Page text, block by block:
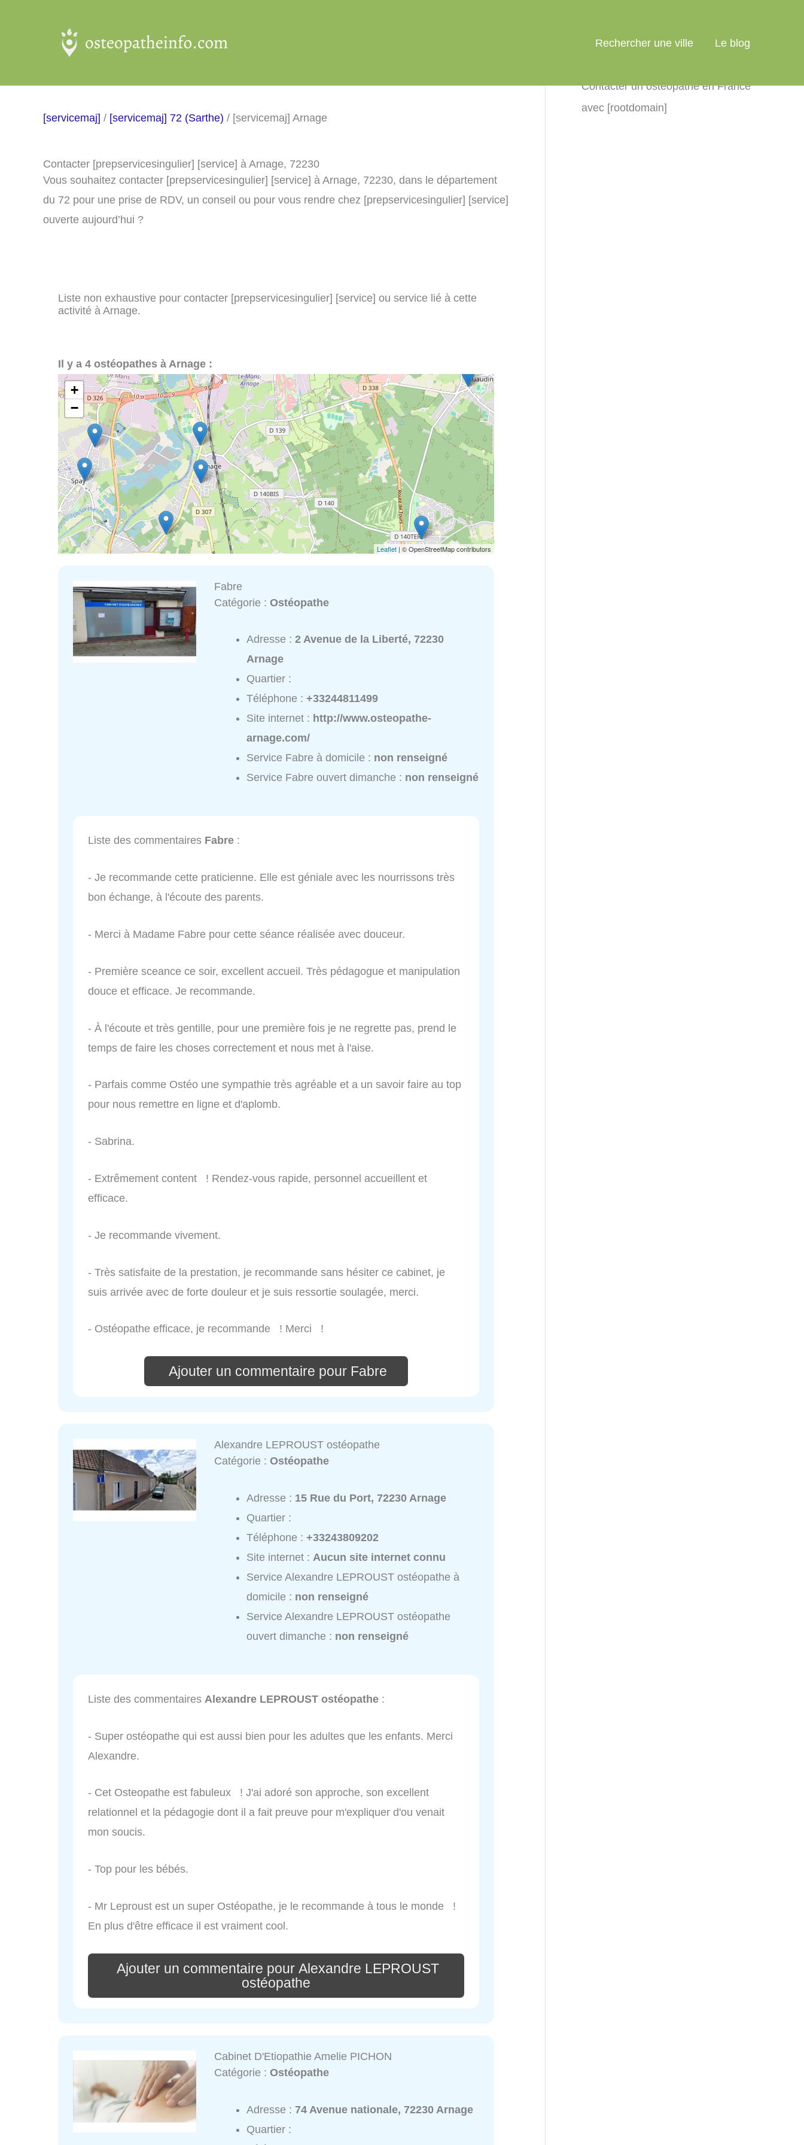
Rechercher une ville Le blog
[servicemaj] / [servicemaj] 72 (Sarthe) / [servicemaj] Arnage
Contacter [prepservicesingulier] [service] à Arnage, 72230
Vous souhaitez contacter [prepservicesingulier] [service] à Arnage, 72230, dans le département
du 72 pour une prise de RDV, un conseil ou pour vous rendre chez [prepservicesingulier] [service]
ouverte aujourd’hui ?
Liste non exhaustive pour contacter [prepservicesingulier] [service] ou service lié à cette
activité à Arnage.
Il y a 4 ostéopathes à Arnage :
+
−
Leaflet | © OpenStreetMap contributors
Fabre
Catégorie :Ostéopathe
Adresse :2 Avenue de la Liberté, 72230
Arnage
Quartier :
Téléphone :+33244811499
Site internet : http://www.osteopathe-
arnage.com/
Service Fabre à domicile : non renseigné
Service Fabre ouvert dimanche : non renseigné
Liste des commentaires Fabre :
- Je recommande cette praticienne. Elle est géniale avec les nourrissons très
bon échange, à l'écoute des parents.
- Merci à Madame Fabre pour cette séance réalisée avec douceur.
- Première sceance ce soir, excellent accueil. Très pédagogue et manipulation
douce et efficace. Je recommande.
- À l'écoute et très gentille, pour une première fois je ne regrette pas, prend le
temps de faire les choses correctement et nous met à l'aise.
- Parfais comme Ostéo une sympathie très agréable et a un savoir faire au top
pour nous remettre en ligne et d'aplomb.
- Sabrina.
- Extrêmement content ! Rendez-vous rapide, personnel accueillent et
efficace.
- Je recommande vivement.
- Très satisfaite de la prestation, je recommande sans hésiter ce cabinet, je
suis arrivée avec de forte douleur et je suis ressortie soulagée, merci.
- Ostéopathe efficace, je recommande ! Merci !
Ajouter un commentaire pour Fabre
Alexandre LEPROUST ostéopathe
Catégorie :Ostéopathe
Adresse : 15 Rue du Port, 72230 Arnage
Quartier :
Téléphone :+33243809202
Site internet : Aucun site internet connu
Service Alexandre LEPROUST ostéopathe à
domicile : non renseigné
Service Alexandre LEPROUST ostéopathe
ouvert dimanche : non renseigné
Liste des commentaires Alexandre LEPROUST ostéopathe :
- Super ostéopathe qui est aussi bien pour les adultes que les enfants. Merci
Alexandre.
- Cet Osteopathe est fabuleux ! J'ai adoré son approche, son excellent
relationnel et la pédagogie dont il a fait preuve pour m'expliquer d'ou venait
mon soucis.
- Top pour les bébés.
- Mr Leproust est un super Ostéopathe, je le recommande à tous le monde !
En plus d'être efficace il est vraiment cool.
Ajouter un commentaire pour Alexandre LEPROUST
ostéopathe
Cabinet D'Etiopathie Amelie PICHON
Catégorie :Ostéopathe
Adresse :74 Avenue nationale, 72230 Arnage
Quartier :
Contacter un ostéopathe en France
avec [rootdomain]